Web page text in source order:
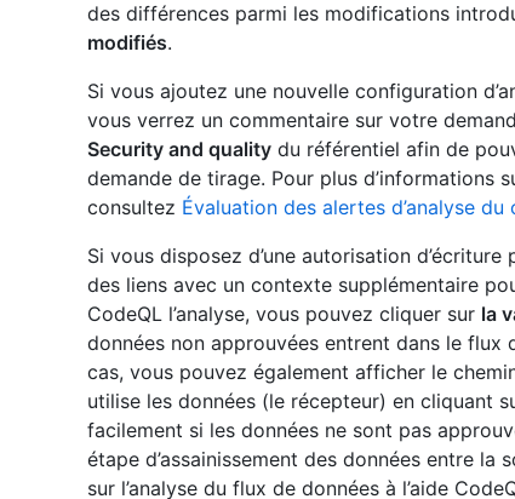
des différences parmi les modifications
modifiés.
Si vous ajoutez une nouvelle configuration
vous verrez un commentaire sur votre
Security and quality du référentiel afin de
demande de tirage. Pour plus d’informations
consultez Évaluation des alertes d’analyse
Si vous disposez d’une autorisation
des liens avec un contexte supplémentaire
CodeQL l’analyse, vous pouvez cliquer sur la
données non approuvées entrent dans le flux
cas, vous pouvez également afficher le
utilise les données (le récepteur) en cliquant
facilement si les données ne sont pas
étape d’assainissement des données entre la
sur l’analyse du flux de données à l’aide